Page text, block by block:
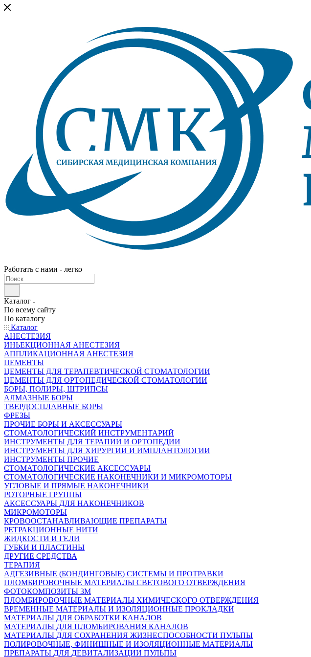
Работать с нами - легко
Каталог
По всему сайту
По каталогу
Каталог
АНЕСТЕЗИЯ
ИНЬЕКЦИОННАЯ АНЕСТЕЗИЯ
АППЛИКАЦИОННАЯ АНЕСТЕЗИЯ
ЦЕМЕНТЫ
ЦЕМЕНТЫ ДЛЯ ТЕРАПЕВТИЧЕСКОЙ СТОМАТОЛОГИИ
ЦЕМЕНТЫ ДЛЯ ОРТОПЕДИЧЕСКОЙ СТОМАТОЛОГИИ
БОРЫ, ПОЛИРЫ, ШТРИПСЫ
АЛМАЗНЫЕ БОРЫ
ТВЕРДОСПЛАВНЫЕ БОРЫ
ФРЕЗЫ
ПРОЧИЕ БОРЫ И АКСЕССУАРЫ
СТОМАТОЛОГИЧЕСКИЙ ИНСТРУМЕНТАРИЙ
ИНСТРУМЕНТЫ ДЛЯ ТЕРАПИИ И ОРТОПЕДИИ
ИНСТРУМЕНТЫ ДЛЯ ХИРУРГИИ И ИМПЛАНТОЛОГИИ
ИНСТРУМЕНТЫ ПРОЧИЕ
СТОМАТОЛОГИЧЕСКИЕ АКСЕССУАРЫ
СТОМАТОЛОГИЧЕСКИЕ НАКОНЕЧНИКИ И МИКРОМОТОРЫ
УГЛОВЫЕ И ПРЯМЫЕ НАКОНЕЧНИКИ
РОТОРНЫЕ ГРУППЫ
АКСЕССУАРЫ ДЛЯ НАКОНЕЧНИКОВ
МИКРОМОТОРЫ
КРОВООСТАНАВЛИВАЮЩИЕ ПРЕПАРАТЫ
РЕТРАКЦИОННЫЕ НИТИ
ЖИДКОСТИ И ГЕЛИ
ГУБКИ И ПЛАСТИНЫ
ДРУГИЕ СРЕДСТВА
ТЕРАПИЯ
АДГЕЗИВНЫЕ (БОНДИНГОВЫЕ) СИСТЕМЫ И ПРОТРАВКИ
ПЛОМБИРОВОЧНЫЕ МАТЕРИАЛЫ СВЕТОВОГО ОТВЕРЖДЕНИЯ
ФОТОКОМПОЗИТЫ 3М
ПЛОМБИРОВОЧНЫЕ МАТЕРИАЛЫ ХИМИЧЕСКОГО ОТВЕРЖДЕНИЯ
ВРЕМЕННЫЕ МАТЕРИАЛЫ И ИЗОЛЯЦИОННЫЕ ПРОКЛАДКИ
МАТЕРИАЛЫ ДЛЯ ОБРАБОТКИ КАНАЛОВ
МАТЕРИАЛЫ ДЛЯ ПЛОМБИРОВАНИЯ КАНАЛОВ
МАТЕРИАЛЫ ДЛЯ СОХРАНЕНИЯ ЖИЗНЕСПОСОБНОСТИ ПУЛЬПЫ
ПОЛИРОВОЧНЫЕ, ФИНИШНЫЕ И ИЗОЛЯЦИОННЫЕ МАТЕРИАЛЫ
ПРЕПАРАТЫ ДЛЯ ДЕВИТАЛИЗАЦИИ ПУЛЬПЫ